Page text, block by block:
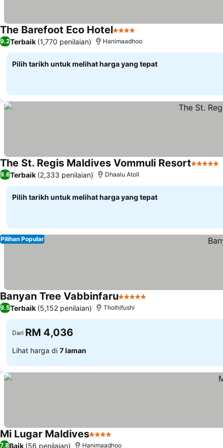
The Barefoot Eco Hotel4 Bintang
9.2Terbaik (1,770 penilaian) Hanimaadhoo
Pilih tarikh untuk melihat harga yang tepat
The St. Regis Maldives Vommuli Resort5 Bintang
9.6Terbaik (2,333 penilaian) Dhaalu Atoll
Pilih tarikh untuk melihat harga yang tepat
Pilihan Popular
Banyan Tree Vabbinfaru5 Bintang
9.5Terbaik (5,152 penilaian) Tholhifushi
Dari RM 4,036
Lihat harga di 7 laman
Mi Lugar Maldives4 Bintang
7.8Baik (56 penilaian) Hanimaadhoo